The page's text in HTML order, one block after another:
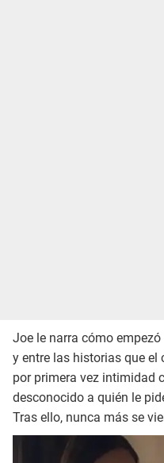
Joe le narra cómo
y entre las historias que el
por primera vez intimidad
desconocido a quién le
Tras ello, nunca más se